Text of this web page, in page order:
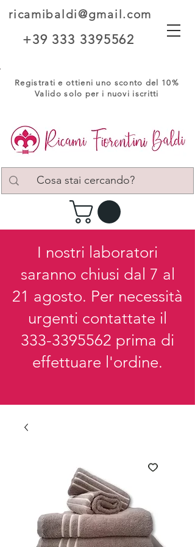
ricamibaldi@gmail.com
+39 333 3395562
Registrati e ottieni uno sconto del 10%
Valido solo per i nuovi iscritti
I nostri laboratori
saranno chiusi dal 7 al
21 agosto. Per necessità
urgenti contattate il
333-3395562 prima di
effettuare l'ordine.